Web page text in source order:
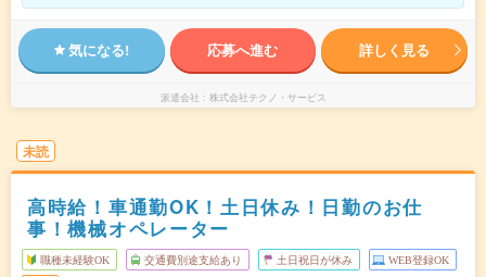
気になる! 応募へ進む 詳しく見る
派遣会社 株式会社テクノ・サービス
未読
高時給！車通勤OK！土日休み！日勤のお仕
事！機械オペレーター
職種未経験OK 交通費別途支給あり 土日祝日が休み WEB登録OK